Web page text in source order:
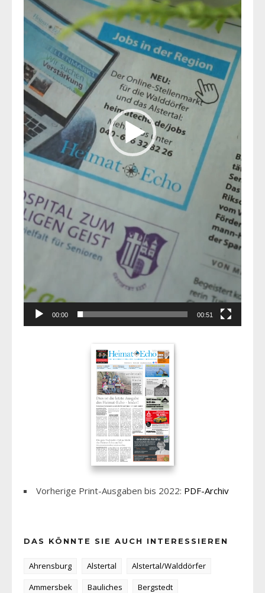
00:00 00:51
Vorherige Print-Ausgaben bis 2022: PDF-Archiv
DAS KÖNNTE SIE AUCH INTERESSIEREN
Ahrensburg Alstertal
Alstertal/Walddörfer
Ammersbek
Bauliches
Bergstedt